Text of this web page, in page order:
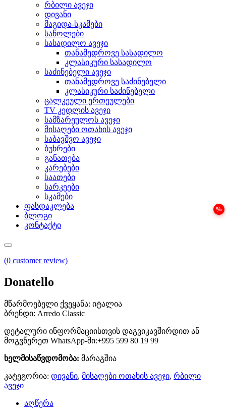
რბილი ავეჯი
დივანი
მაგიდა-სკამები
საწოლები
სასადილო ავეჯი
თანამედროვე სასადილო
კლასიკური სასადილო
საძინებელი ავეჯი
თანამედროვე საძინებელი
კლასიკური საძინებელი
ცალკეული ერთეულები
TV კედლის ავეჯი
სამზარეულოს ავეჯი
მისაღები ოთახის ავეჯი
საბავშვო ავეჯი
ბუხრები
განათება
კარებები
საათები
სარკეები
სკამები
ფასდაკლება
ბლოგი
კონტაქტი
(0 customer review)
Donatello
მწარმოებელი ქვეყანა: იტალია
ბრენდი: Arredo Classic
დეტალური ინფორმაციისთვის დაგვიკავშირდით ან
მოგვწერეთ WhatsApp-ში:+995 599 80 19 99
ხელმისაწვდომობა: მარაგშია
კატეგორია: დივანი, მისაღები ოთახის ავეჯი, რბილი
ავეჯი
აღწერა